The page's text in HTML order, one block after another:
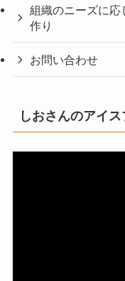
組織のニーズに応
作り
お問い合わせ
しおさんのアイ